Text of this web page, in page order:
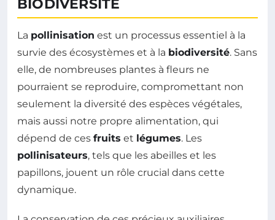
BIODIVERSITÉ
La pollinisation est un processus essentiel à la
survie des écosystèmes et à la biodiversité. Sans
elle, de nombreuses plantes à fleurs ne
pourraient se reproduire, compromettant non
seulement la diversité des espèces végétales,
mais aussi notre propre alimentation, qui
dépend de ces fruits et légumes. Les
pollinisateurs, tels que les abeilles et les
papillons, jouent un rôle crucial dans cette
dynamique.